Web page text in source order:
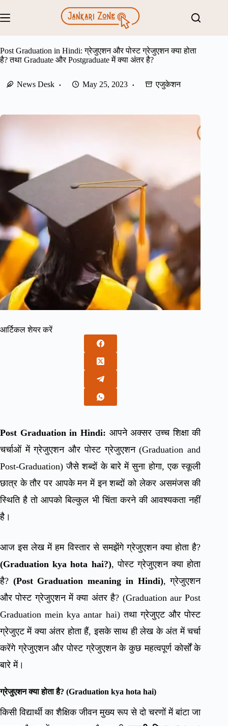
to
content
Post Graduation in Hindi: ग्रेजुएशन और पोस्ट ग्रेजुएशन क्या होता
है? तथा Graduate और Postgraduate में क्या अंतर है?
News Desk May 25, 2023 एजुकेशन
आर्टिकल शेयर करें
Post Graduation in Hindi: आपने अक्सर उच्च शिक्षा की
चर्चाओं में ग्रेजुएशन और पोस्ट ग्रेजुएशन (Graduation and
Post-Graduation) जैसे शब्दों के बारे में सुना होगा, एक स्कूली
छात्र के तौर पर आपके मन में इन शब्दों को लेकर असमंजस की
स्थिति है तो आपको बिल्कुल भी चिंता करने की आवश्यकता नहीं
है।
आज इस लेख में हम विस्तार से समझेंगे ग्रेजुएशन क्या होता है?
(Graduation kya hota hai?), पोस्ट ग्रेजुएशन क्या होता
है? (Post Graduation meaning in Hindi), ग्रेजुएशन
और पोस्ट ग्रेजुएशन में क्या अंतर है? (Graduation aur Post
Graduation mein kya antar hai) तथा ग्रेजुएट और पोस्ट
ग्रेजुएट में क्या अंतर होता हैं, इसके साथ ही लेख के अंत में चर्चा
करेंगे ग्रेजुएशन और पोस्ट ग्रेजुएशन के कुछ महत्वपूर्ण कोर्सों के
बारे में।
ग्रेजुएशन क्या होता है? (Graduation kya hota hai)
किसी विद्यार्थी का शैक्षिक जीवन मुख्य रूप से दो चरणों में बांटा जा